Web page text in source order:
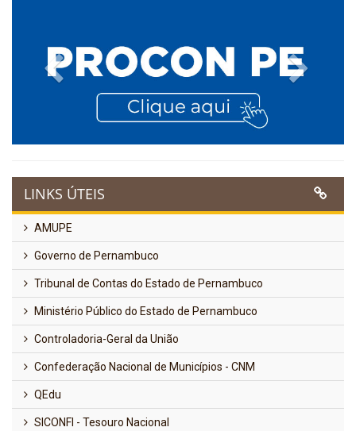
Previous
LINKS ÚTEIS
AMUPE
Governo de Pernambuco
Tribunal de Contas do Estado de Pernambuco
Ministério Público do Estado de Pernambuco
Controladoria-Geral da União
Confederação Nacional de Municípios - CNM
QEdu
SICONFI - Tesouro Nacional